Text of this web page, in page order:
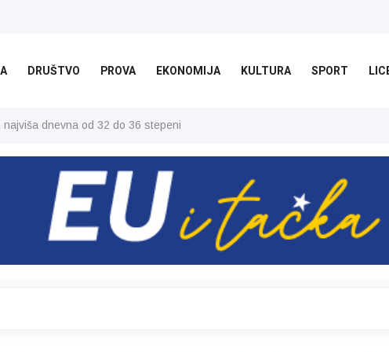
DRUŠTVO PROVA EKONOMIJA KULTURA SPORT
dnevna od 32 do 36 stepeni